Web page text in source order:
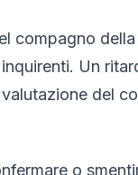
compagno
Un
del
o